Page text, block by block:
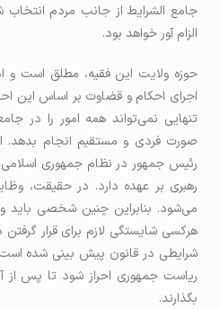
جامع الشرایط از جانب مردم
الزام آور خواهد بود.
حوزه ولایت این فقیه، مطلق است و
اجرای احکام و قضاوت بر اساس این
تنهایی نمی‌تواند همه امور را در
صورت فردی و مستقیم انجام بدهد.
رئیس جمهور در نظام جمهوری اسلامی،
رهبری بر عهده دارد. در حقیقت،
می‌شود. بنابراین چنین شخصی باید
هرکسی شایستگی لازم برای قرار گرفتن
شرایطی در قانون پیش بینی شده است
ریاست جمهوری احراز شود تا پس از
بگذارند.